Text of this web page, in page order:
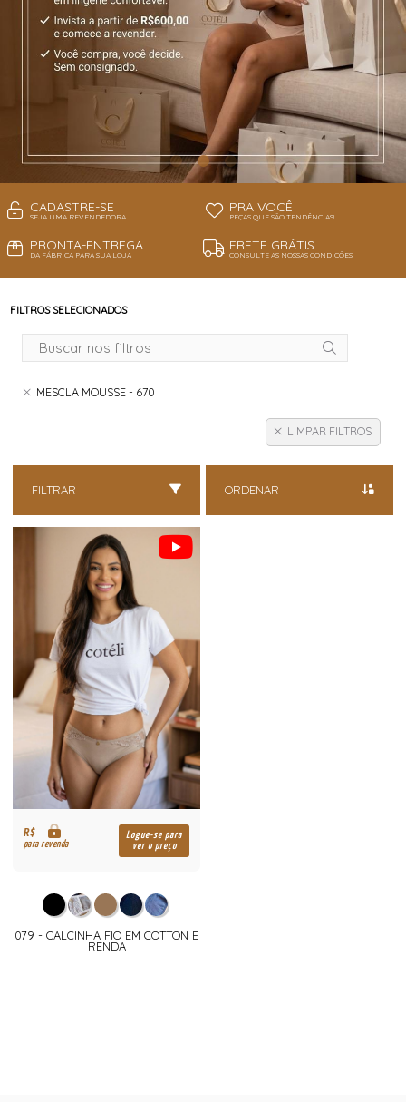
CADASTRE-SE
SEJA UMA REVENDEDORA
PRA VOCÊ
PEÇAS QUE SÃO TENDÊNCIAS!
PRONTA-ENTREGA
DA FÁBRICA PARA SUA LOJA
FRETE GRÁTIS
CONSULTE AS NOSSAS CONDIÇÕES
FILTROS SELECIONADOS
MESCLA MOUSSE - 670
LIMPAR FILTROS
FILTRAR ORDENAR
R$
para revenda
Logue-se para
ver o preço
079 - CALCINHA FIO EM COTTON E
RENDA